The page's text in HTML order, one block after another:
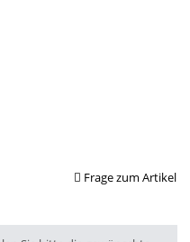
Frage zum Artikel